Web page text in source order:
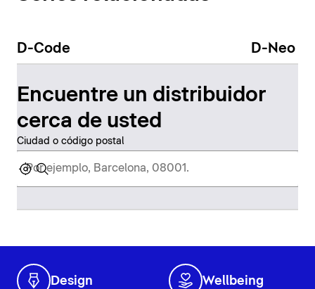
D-Code D-Neo
Encuentre un distribuidor
cerca de usted
Ciudad o código postal
Design Wellbeing